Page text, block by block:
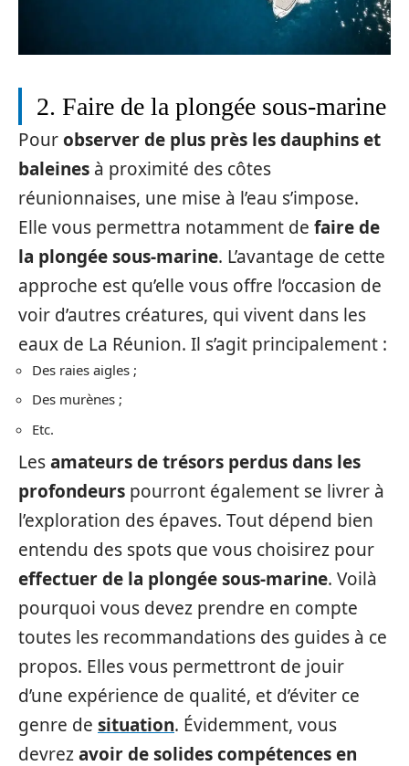
2. Faire de la plongée sous-marine
Pourobserver de plus près les dauphins et
baleines à proximité des côtes
réunionnaises, une mise à l’eau s’impose.
Elle vous permettra notamment de faire de
la plongée sous-marine. L’avantage de cette
approche est qu’elle vous offre l’occasion de
voir d’autres créatures, qui vivent dans les
eaux de La Réunion. Il s’agit principalement :
Des raies aigles ;
Des murènes ;
Etc.
Lesamateurs de trésors perdus dans les
profondeurs pourront également se livrer à
l’exploration des épaves. Tout dépend bien
entendu des spots que vous choisirez pour
effectuer de la plongée sous-marine. Voilà
pourquoi vous devez prendre en compte
toutes les recommandations des guides à ce
propos. Elles vous permettront de jouir
d’une expérience de qualité, et d’éviter ce
genre de situation. Évidemment, vous
devrezavoir de solides compétences en